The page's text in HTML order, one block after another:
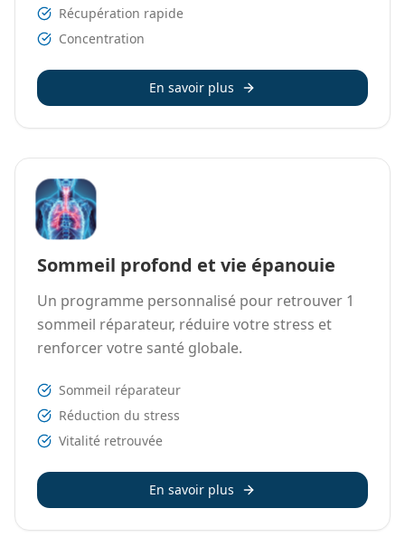
Récupération rapide
Concentration
En savoir plus
Sommeil profond et vie épanouie
Un programme personnalisé pour retrouver 1
sommeil réparateur, réduire votre stress et
renforcer votre santé globale.
Sommeil réparateur
Réduction du stress
Vitalité retrouvée
En savoir plus